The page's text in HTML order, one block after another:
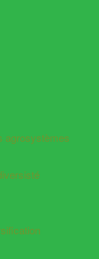
agrosystèmes